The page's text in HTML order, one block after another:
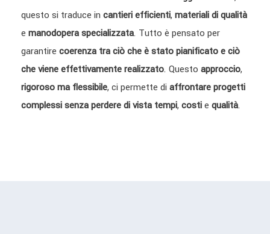
questo si traduce in cantieri efficienti,materiali di qualità
e manodopera specializzata. Tutto è pensato per
garantire coerenza tra ciò che è stato pianificato e ciò
che viene effettivamente realizzato. Questo approccio,
rigoroso ma flessibile, ci permette diaffrontare progetti
complessisenza perdere di vista tempi,costie qualità.